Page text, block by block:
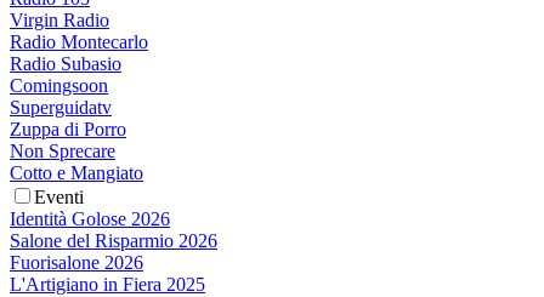
Virgin Radio
Radio Montecarlo
Radio Subasio
Comingsoon
Superguidatv
Zuppa di Porro
Non Sprecare
Cotto e Mangiato
Eventi
Identità Golose 2026
Salone del Risparmio 2026
Fuorisalone 2026
L'Artigiano in Fiera 2025